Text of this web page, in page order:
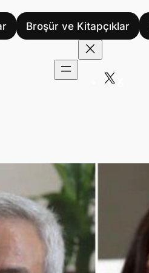
Broşür ve Kitapçıklar